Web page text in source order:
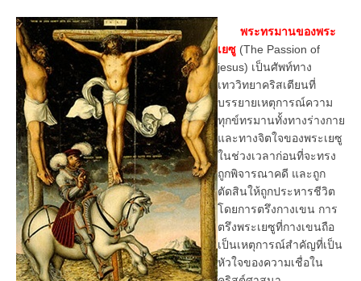
พระทรมานของพระ
เยซู (The Passion of
jesus) เป็นศัพท์ทาง
เทววิทยาคริสเตียนที่
บรรยายเหตุการณ์ความ
ทุกข์ทรมานทั้งทางร่างกาย
และทางจิตใจของพระเยซู
ในช่วงเวลาก่อนที่จะทรง
ถูกพิจารณาคดี และถูก
ตัดสินให้ถูกประหารชีวิต
โดยการตรึงกางเขน การ
ตรึงพระเยซูที่กางเขนถือ
เป็นเหตุการณ์สำคัญที่เป็น
หัวใจของความเชื่อใน